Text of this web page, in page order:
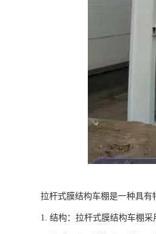
拉杆式膜结构车棚是一种具有
1. 结构：拉杆式膜结构车棚